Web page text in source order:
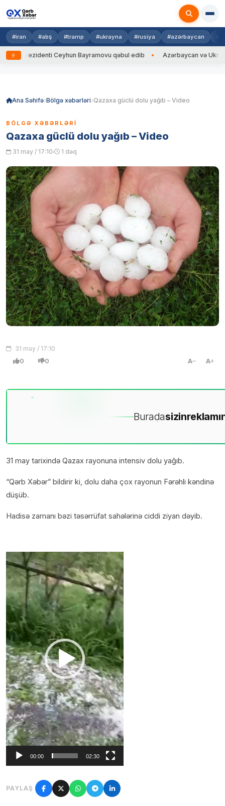
#iran #abş #tramp #ukrayna #rusiya #azərbaycan
Prezidenti Ceyhun Bayramovu qəbul edib Azərbaycan və Ukrayna
Ana Səhifə Bölgə xəbərləri Qazaxa güclü dolu yağıb – Video
BÖLGƏ XƏBƏRLƏRI
Qazaxa güclü dolu yağıb – Video
31 may / 17:10 1 dəq
31 may / 17:10
0 0 A A
Buradasizin
31 may tarixində Qazax rayonuna intensiv dolu yağıb.
“Qərb Xəbər” bildirir ki, dolu daha çox rayonun Fərəhli kəndinə
düşüb.
Hadisə zamanı bəzi təsərrüfat sahələrinə ciddi ziyan dəyib.
Video
Oynadıcı
00:00 02:30
PAYLAŞ